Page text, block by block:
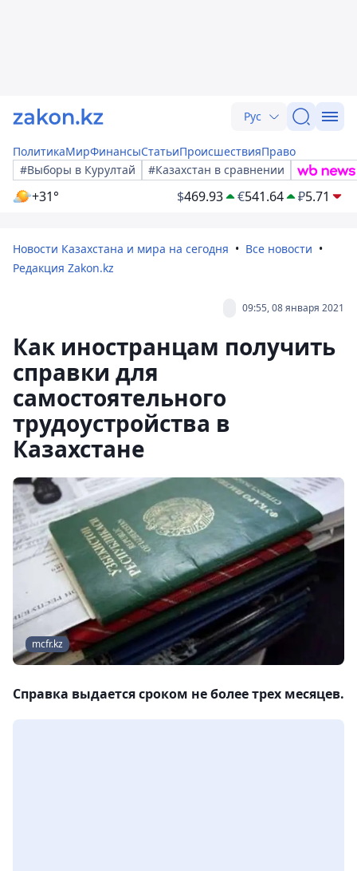
Рус
ПолитикаМирФинансыСтатьиПроисшествияПраво
#Выборы в Курултай
#Казахстан в сравнении
+31° $469.93 €541.64 ₽5.71
Новости Казахстана и мира на сегодня
Все новости
Редакция Zakon.kz
09:55, 08 января 2021
Как иностранцам получить
справки для
самостоятельного
трудоустройства в
Казахстане
mcfr.kz
Справка выдается сроком не более трех месяцев.